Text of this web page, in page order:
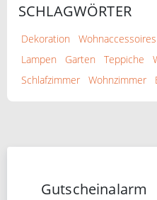
SCHLAGWÖRTER
Dekoration Wohnaccessoires
Lampen
Garten Teppiche
Schlafzimmer
Wohnzimmer
Gutscheinalarm